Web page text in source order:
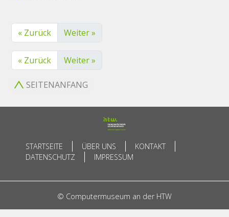
« Zurück Weiter »
« Zurück Weiter »
SEITENANFANG
STARTSEITE ÜBER UNS
KONTAKT
DATENSCHUTZ
IMPRESSUM
© Computermuseum an der HTW